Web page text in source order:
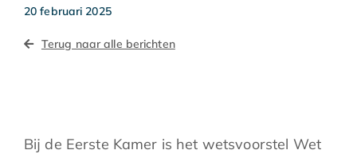
Actueel
20 februari 2025
Terug naar alle berichten
Bij de Eerste Kamer is het wetsvoorstel Wet